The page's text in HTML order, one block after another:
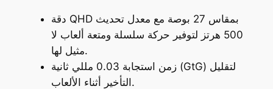
دقة QHD بمقاس 27 بوصة مع معدل تحديث
500 هرتز لتوفير حركة سلسلة ومتعة ألعاب لا
مثيل لها.
زمن استجابة 0.03 مللي ثانية (GtG) لتقليل
التأخير أثناء الألعاب.